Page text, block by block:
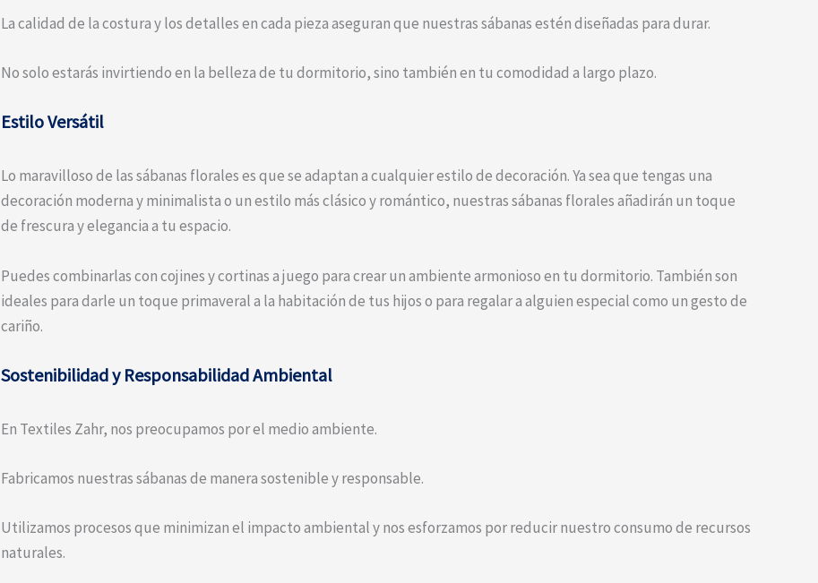
La calidad de la costura y los detalles en cada pieza aseguran que nuestras sábanas estén diseñadas para durar.
No solo estarás invirtiendo en la belleza de tu dormitorio, sino también en tu comodidad a largo plazo.
Estilo Versátil
Lo maravilloso de las sábanas florales es que se adaptan a cualquier estilo de decoración. Ya sea que tengas una
decoración moderna y minimalista o un estilo más clásico y romántico, nuestras sábanas florales añadirán un toque
de frescura y elegancia a tu espacio.
Puedes combinarlas con cojines y cortinas a juego para crear un ambiente armonioso en tu dormitorio. También son
ideales para darle un toque primaveral a la habitación de tus hijos o para regalar a alguien especial como un gesto de
cariño.
Sostenibilidad y Responsabilidad Ambiental
En Textiles Zahr, nos preocupamos por el medio ambiente.
Fabricamos nuestras sábanas de manera sostenible y responsable.
Utilizamos procesos que minimizan el impacto ambiental y nos esforzamos por reducir nuestro consumo de recursos
naturales.